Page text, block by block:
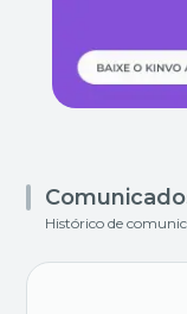
Histórico de